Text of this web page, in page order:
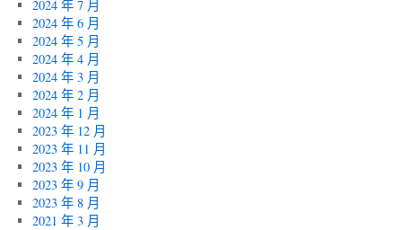
2024 年 7 月
2024 年 6 月
2024 年 5 月
2024 年 4 月
2024 年 3 月
2024 年 2 月
2024 年 1 月
2023 年 12 月
2023 年 11 月
2023 年 10 月
2023 年 9 月
2023 年 8 月
2021 年 3 月